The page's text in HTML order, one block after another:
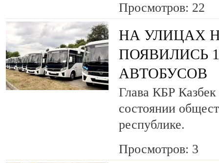
Просмотров: 22
НА УЛИЦАХ
ПОЯВИЛИСЬ
АВТОБУСОВ
Глава КБР
состоянии
республике.
Просмотров: 3